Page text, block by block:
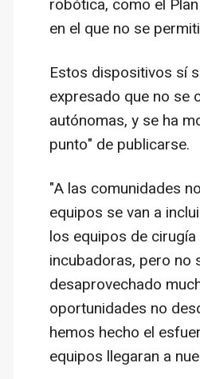
robótica, como el
en el que no se
Estos dispositivos sí
expresado que no se
autónomas, y se ha
punto" de publicarse.
"A las comunidades
equipos se van a
los equipos de
incubadoras, pero no
desaprovechado
oportunidades no
hemos hecho el
equipos llegaran a